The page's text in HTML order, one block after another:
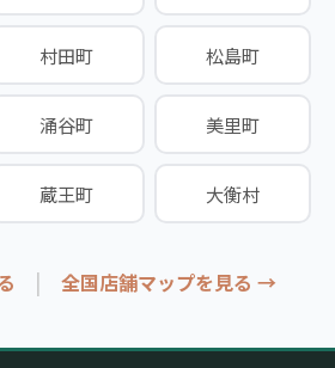
村田町 松島町
涌谷町 美里町
蔵王町 大衡村
| 全国店舗マップを見る →